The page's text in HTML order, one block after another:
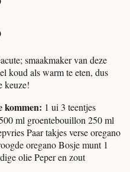
smaakmaker van deze
koud als warm te eten, dus
keuze!
kommen: 1 ui 3 teentjes
ml groentebouillon 250 ml
Paar takjes verse oregano
oregano Bosje munt 1
olie Peper en zout